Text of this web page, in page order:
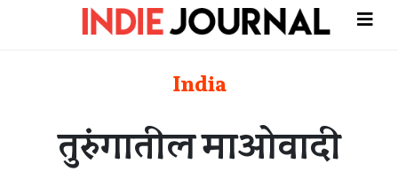
India
तुरुंगातील माओवादी